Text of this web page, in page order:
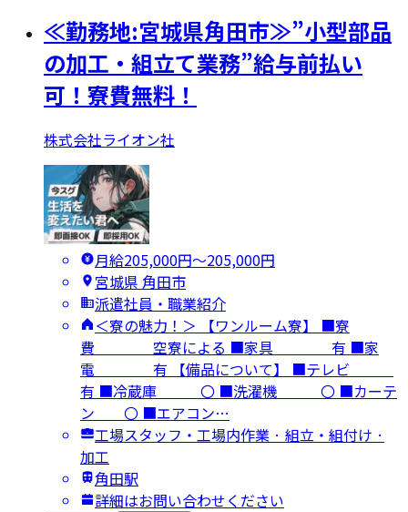
≪勤務地:宮城県角田市≫”小型部品
の加工・組立て業務”給与前払い
可！寮費無料！
株式会社ライオン社
月給205,000円〜205,000円
宮城県 角田市
派遣社員・職業紹介
＜寮の魅力！＞ 【ワンルーム寮】 ■寮
費 空寮による ■家具 有 ■家
電 有 【備品について】 ■テレビ
有 ■冷蔵庫 〇 ■洗濯機 〇 ■カーテ
ン 〇 ■エアコン…
工場スタッフ・工場内作業 · 組立・組付け ·
加工
角田駅
詳細はお問い合わせください